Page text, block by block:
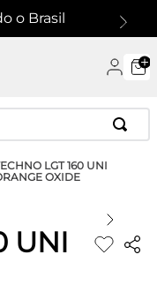
o Brasil
LGT 160 UNI
OXIDE
UNI